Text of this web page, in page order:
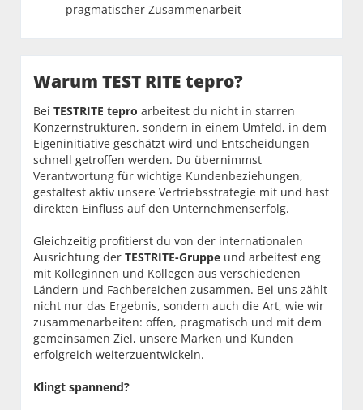
pragmatischer Zusammenarbeit
Warum TEST RITE tepro?
Bei TESTRITE tepro arbeitest du nicht in starren
Konzernstrukturen, sondern in einem Umfeld, in dem
Eigeninitiative geschätzt wird und Entscheidungen
schnell getroffen werden. Du übernimmst
Verantwortung für wichtige Kundenbeziehungen,
gestaltest aktiv unsere Vertriebsstrategie mit und hast
direkten Einfluss auf den Unternehmenserfolg.
Gleichzeitig profitierst du von der internationalen
Ausrichtung der TESTRITE-Gruppe und arbeitest eng
mit Kolleginnen und Kollegen aus verschiedenen
Ländern und Fachbereichen zusammen. Bei uns zählt
nicht nur das Ergebnis, sondern auch die Art, wie wir
zusammenarbeiten: offen, pragmatisch und mit dem
gemeinsamen Ziel, unsere Marken und Kunden
erfolgreich weiterzuentwickeln.
Klingt spannend?